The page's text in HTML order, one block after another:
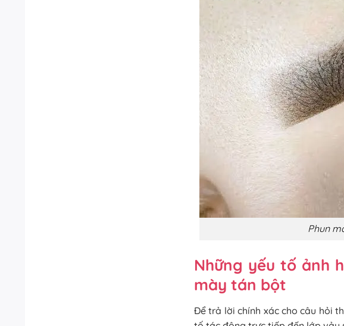
Phun
Những yếu tố ảnh
mày tán bột
Để trả lời chính xác cho câu hỏi